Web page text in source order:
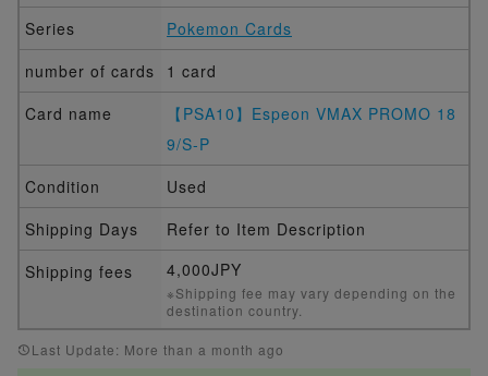
Series
Pokemon Cards
number of cards
1 card
Card name
【PSA10】Espeon VMAX PROMO 18
9/S-P
Condition
Used
Shipping Days
Refer to Item Description
Shipping fees
4,000JPY
※Shipping fee may vary depending on the
destination country.
Last Update: More than a month ago